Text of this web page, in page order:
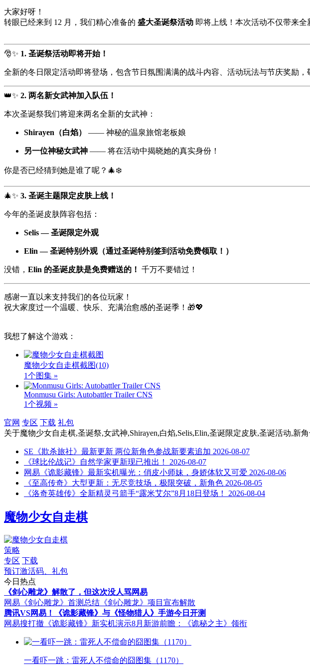
大家好呀！
转眼已经来到 12 月，我们精心准备的 盛大圣诞祭活动 即将上线！本次活动不仅带来
🎅✨ 1. 圣诞祭活动即将开始！
全新的冬日限定活动即将登场，包含节日氛围满满的战斗内容、活动玩法与节庆奖励，
👑✨ 2. 两名新女武神加入队伍！
本次圣诞祭我们将迎来两名全新的女武神：
Shirayen（白焰） —— 神秘的温泉旅馆老板娘
另一位神秘女武神 —— 将在活动中揭晓她的真实身份！
你是否已经猜到她是谁了呢？🎄❄️
🎄✨ 3. 圣诞主题限定皮肤上线！
今年的圣诞皮肤阵容包括：
Selis — 圣诞限定外观
Elin — 圣诞特别外观（通过圣诞特别签到活动免费领取！）
没错， Elin 的圣诞皮肤是免费赠送的！ 千万不要错过！
感谢一直以来支持我们的各位玩家！
祝大家度过一个温暖、快乐、充满治愈感的圣诞季！🎁💖
我想了解这个游戏：
魔物少女自走棋截图(10)
1个图集 »
Monmusu Girls: Autobattler Trailer CNS
1个视频 »
官网 专区 下载 礼包
关于魔物少女自走棋,圣诞祭,女武神,Shirayen,白焰,Selis,Elin,圣诞限定皮肤,圣诞活动,新
SE《欺杀旅社》最新更新 两位新角色参战新要素追加 2026-08-07
《球比伦战记》自然学家更新现已推出！
2026-08-07
网易《诡影藏锋》最新实机曝光：俏皮小师妹，身娇体软又可爱 2026-08-06
《至高传奇》大型更新：无尽竞技场，极限突破，新角色 2026-08-05
《洛奇英雄传》全新精灵弓箭手“露米艾尔”8月18日登场！
2026-08-04
魔物少女自走棋
策略
专区 下载
预订激活码、礼包
今日热点
《剑心雕龙》解散了，但这次没人骂网易
网易《剑心雕龙》首测总结 《剑心雕龙》项目宣布解散
腾讯VS网易！《诡影藏锋》与《怪物猎人》手游今日开测
网易搜打撤《诡影藏锋》新实机演示8月新游前瞻：《诡秘之主》领衔
一看吓一跳：雷死人不偿命的囧图集（1170）